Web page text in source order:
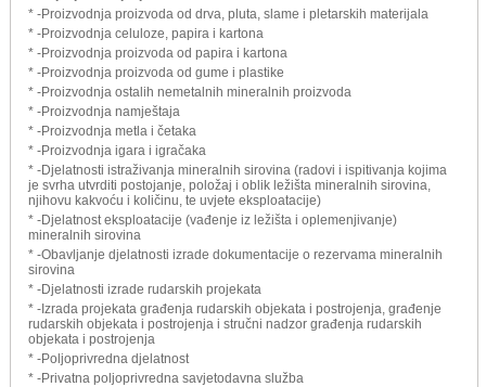
* -Proizvodnja proizvoda od drva, pluta, slame i pletarskih materijala
* -Proizvodnja celuloze, papira i kartona
* -Proizvodnja proizvoda od papira i kartona
* -Proizvodnja proizvoda od gume i plastike
* -Proizvodnja ostalih nemetalnih mineralnih proizvoda
* -Proizvodnja namještaja
* -Proizvodnja metla i četaka
* -Proizvodnja igara i igračaka
* -Djelatnosti istraživanja mineralnih sirovina (radovi i ispitivanja kojima
je svrha utvrditi postojanje, položaj i oblik ležišta mineralnih sirovina,
njihovu kakvoću i količinu, te uvjete eksploatacije)
* -Djelatnost eksploatacije (vađenje iz ležišta i oplemenjivanje)
mineralnih sirovina
* -Obavljanje djelatnosti izrade dokumentacije o rezervama mineralnih
sirovina
* -Djelatnosti izrade rudarskih projekata
* -Izrada projekata građenja rudarskih objekata i postrojenja, građenje
rudarskih objekata i postrojenja i stručni nadzor građenja rudarskih
objekata i postrojenja
* -Poljoprivredna djelatnost
* -Privatna poljoprivredna savjetodavna služba